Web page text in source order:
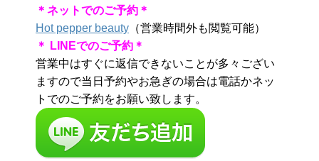
＊ネットでのご予約＊
Hot pepper beauty （営業時間外も閲覧可能）
＊ LINEでのご予約＊
営業中はすぐに返信できないことが多々ござい
ますので当日予約やお急ぎの場合は電話かネッ
トでのご予約をお願い致します。